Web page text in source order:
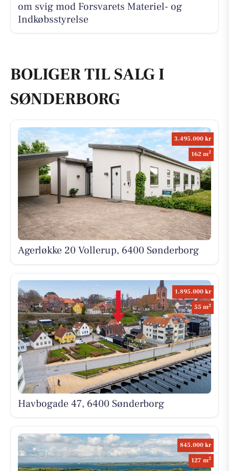
om svig mod Forsvarets Materiel- og
Indkøbsstyrelse
BOLIGER TIL SALG I
SØNDERBORG
3.495.000 kr
162 m2
Agerløkke 20 Vollerup, 6400 Sønderborg
1.895.000 kr
55 m2
Havbogade 47, 6400 Sønderborg
845.000 kr
127 m2